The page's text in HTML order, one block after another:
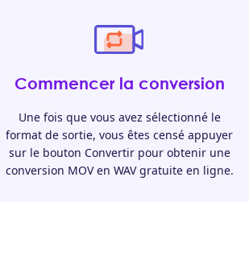
Commencer la conversion
Une fois que vous avez sélectionné le
format de sortie, vous êtes censé appuyer
sur le bouton Convertir pour obtenir une
conversion MOV en WAV gratuite en ligne.